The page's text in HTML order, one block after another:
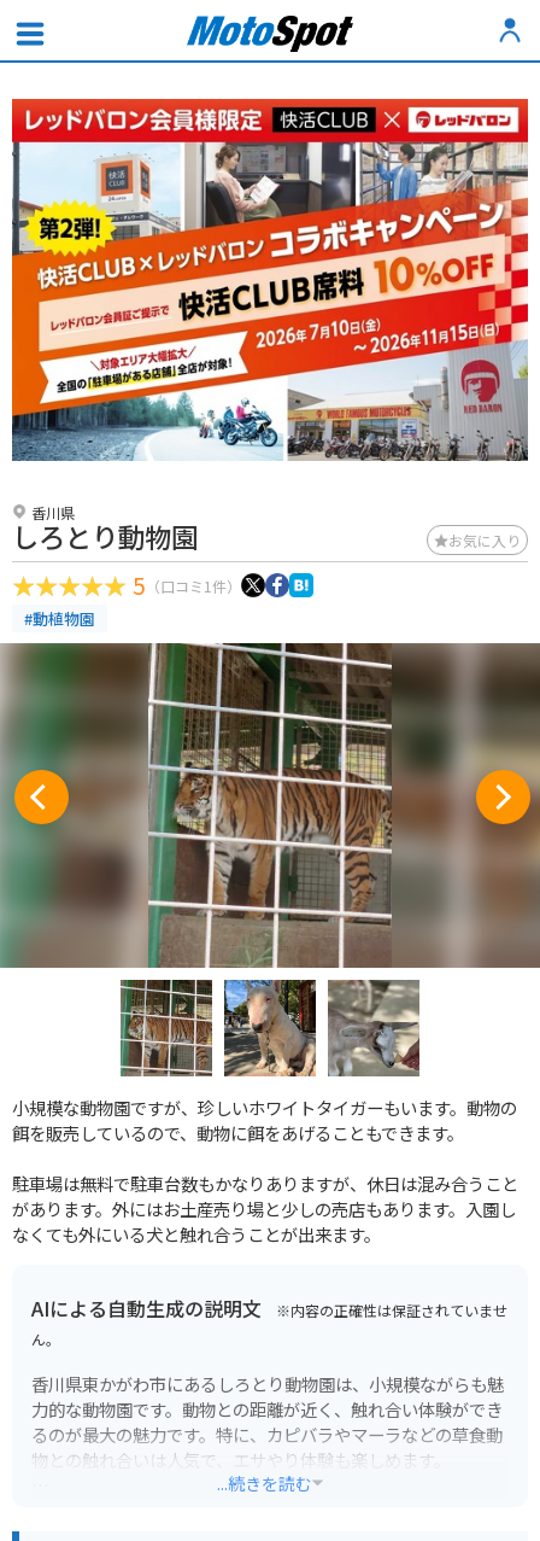
香川県
しろとり動物園 お気に入り
5 （口コミ1件）
#動植物園
小規模な動物園ですが、珍しいホワイトタイガーもいます。動物の
餌を販売しているので、動物に餌をあげることもできます。
駐車場は無料で駐車台数もかなりありますが、休日は混み合うこと
があります。外にはお土産売り場と少しの売店もあります。入園し
なくても外にいる犬と触れ合うことが出来ます。
AIによる自動生成の説明文 ※内容の正確性は保証されていませ
ん。
香川県東かがわ市にあるしろとり動物園は、小規模ながらも魅
力的な動物園です。動物との距離が近く、触れ合い体験ができ
るのが最大の魅力です。特に、カピバラやマーラなどの草食動
物との触れ合いは人気で、エサやり体験も楽しめます。
...続きを読む